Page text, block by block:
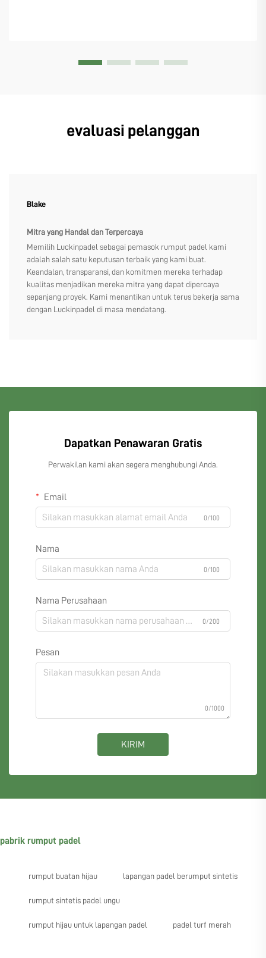
evaluasi pelanggan
Blake
Mitra yang Handal dan Terpercaya
Memilih Luckinpadel sebagai pemasok rumput padel kami
adalah salah satu keputusan terbaik yang kami buat.
Keandalan, transparansi, dan komitmen mereka terhadap
kualitas menjadikan mereka mitra yang dapat dipercaya
sepanjang proyek. Kami menantikan untuk terus bekerja sama
dengan Luckinpadel di masa mendatang.
Dapatkan Penawaran Gratis
Perwakilan kami akan segera menghubungi Anda.
Email
0/100
Nama
0/100
Nama Perusahaan
0/200
Pesan
0/1000
KIRIM
pabrik rumput padel
rumput buatan hijau lapangan padel berumput sintetis
rumput sintetis padel ungu
rumput hijau untuk lapangan padel padel turf merah